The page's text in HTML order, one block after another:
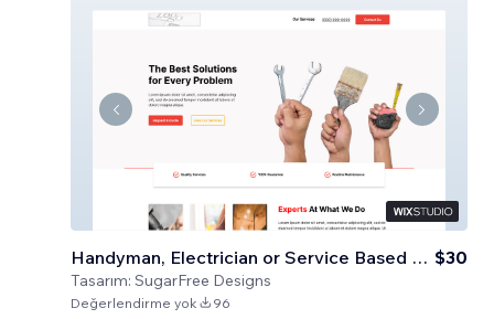
Handyman, Electrician or Service Based Business
Tasarım: SugarFree Designs
$30
Değerlendirme yok 96